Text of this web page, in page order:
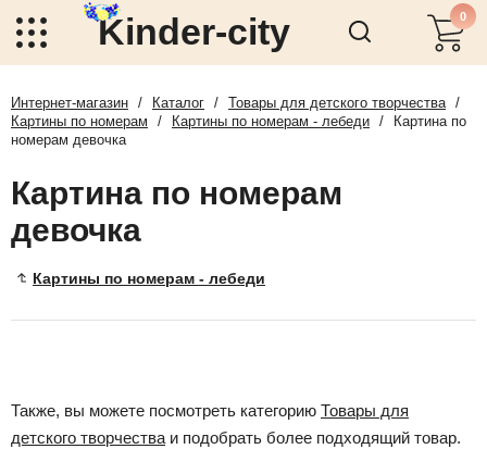
Kinder-city 0
Интернет-магазин / Каталог / Товары для детского творчества /
Картины по номерам
/ Картины по номерам - лебеди /
Картина по
номерам девочка
Картина по номерам
девочка
Картины по номерам - лебеди
Также, вы можете посмотреть категорию Товары для
детского творчества и подобрать более подходящий товар.